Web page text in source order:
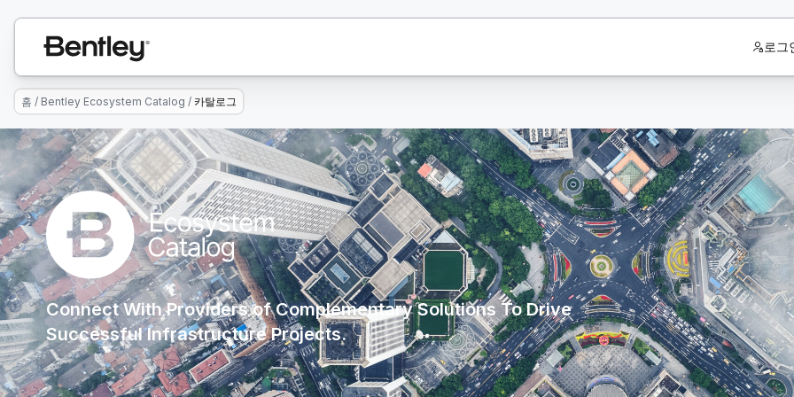
로그
홈 / Bentley Ecosystem Catalog / 카탈로그
Connect With Providers of Complementary Solutions To Drive
Successful Infrastructure Projects.